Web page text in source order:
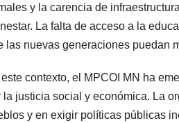
y la carencia de
La falta de acceso a la
las nuevas generaciones puedan
este contexto, el MPCOI MN ha
la justicia social y económica. La
y en exigir políticas públicas